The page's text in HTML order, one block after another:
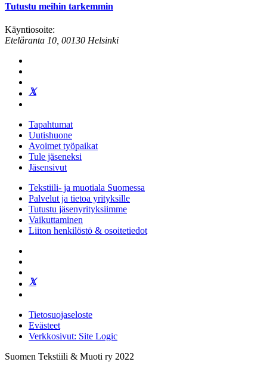
Tutustu meihin tarkemmin
Käyntiosoite:
Eteläranta 10, 00130 Helsinki
Tapahtumat
Uutishuone
Avoimet työpaikat
Tule jäseneksi
Jäsensivut
Tekstiili- ja muotiala Suomessa
Palvelut ja tietoa yrityksille
Tutustu jäsenyrityksiimme
Vaikuttaminen
Liiton henkilöstö & osoitetiedot
Tietosuojaseloste
Evästeet
Verkkosivut: Site Logic
Suomen Tekstiili & Muoti ry 2022